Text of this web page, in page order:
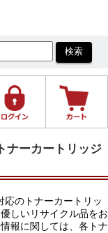
ナーカートリッジ
のトナーカートリッ
しいリサイクル品をお
報に関しては、各トナ